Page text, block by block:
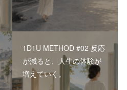
1D1U METHOD #02 反応
が減ると、人生の体験が
増えていく。